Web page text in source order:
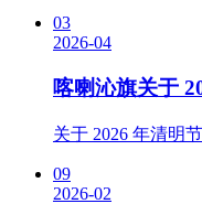
03
2026-04
喀喇沁旗关于
关于 2026 年清明
09
2026-02